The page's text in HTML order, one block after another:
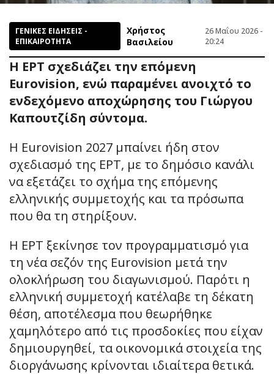
ΓΕΝΙΚΕΣ ΕΙΔΗΣΕΙΣ -
ΕΠΙΚΑΙΡΟΤΗΤΑ
Χρήστος
Βασιλείου
26 Μαΐου 2026 -
20:24
Η ΕΡΤ σχεδιάζει την επόμενη
Eurovision, ενώ παραμένει ανοιχτό το
ενδεχόμενο αποχώρησης του Γιώργου
Καπουτζίδη σύντομα.
Η Eurovision 2027 μπαίνει ήδη στον
σχεδιασμό της ΕΡΤ, με το δημόσιο κανάλι
να εξετάζει το σχήμα της επόμενης
ελληνικής συμμετοχής και τα πρόσωπα
που θα τη στηρίξουν.
Η ΕΡΤ ξεκίνησε τον προγραμματισμό για
τη νέα σεζόν της Eurovision μετά την
ολοκλήρωση του διαγωνισμού. Παρότι η
ελληνική συμμετοχή κατέλαβε τη δέκατη
θέση, αποτέλεσμα που θεωρήθηκε
χαμηλότερο από τις προσδοκίες που είχαν
δημιουργηθεί, τα οικονομικά στοιχεία της
διοργάνωσης κρίνονται ιδιαίτερα θετικά.